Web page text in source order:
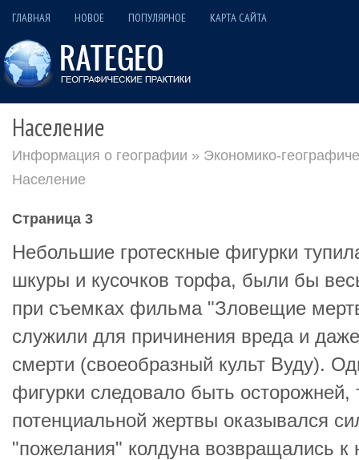
ГЛАВНАЯ НОВОЕ ПОПУЛЯРНОЕ КАРТА САЙТА
Население
Информация о географии » Экономико-
Население
Страница 3
Небольшие гротескные фигурки
шкуры и кусочков торфа, были бы
при съемках фильма "Зловещие
служили для причинения вреда и
смерти (своеобразный культ Вуду).
фигурки следовало быть осторожней,
потенциальной жертвы оказывался
"пожелания" колдуна возвращались